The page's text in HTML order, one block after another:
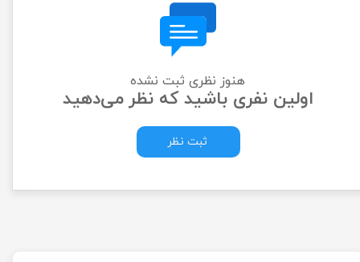
هنوز نظری ثبت نشده
اولین نفری باشید که نظر می‌دهید
ثبت نظر